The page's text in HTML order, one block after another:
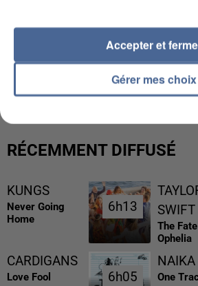
UN SECOND CADRE DE LA DZ
INTERPELLÉ EN ALGÉRIE
RÉCEMMENT DIFFUSÉ
KUNGS
Never Going
Home
6h13
6h13
SWIFT
The
Ophelia
CARDIGANS
Love Fool 6h05
6h05
NAIKA
One
Gérer mes choix
Accepter et